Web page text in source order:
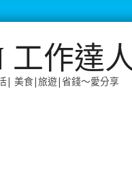
工作達
| 美食|旅遊|省錢～愛分享